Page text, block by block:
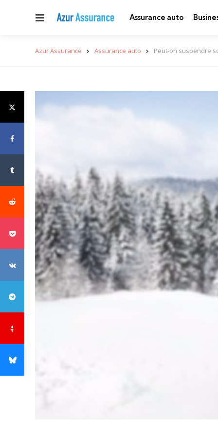
Menu Assurance auto
Azur Assurance Assurance auto Peut-on suspendre